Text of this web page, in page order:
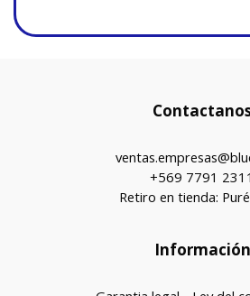
+569 7791 2311
Retiro en tienda:
Información